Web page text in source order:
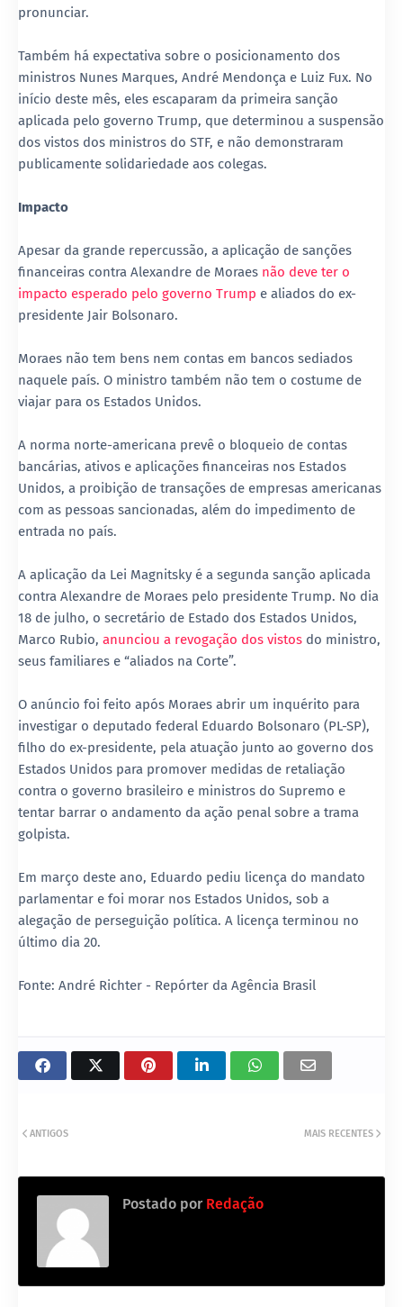
pronunciar.
Também há expectativa sobre o posicionamento dos
ministros Nunes Marques, André Mendonça e Luiz Fux. No
início deste mês, eles escaparam da primeira sanção
aplicada pelo governo Trump, que determinou a suspensão
dos vistos dos ministros do STF, e não demonstraram
publicamente solidariedade aos colegas.
Impacto
Apesar da grande repercussão, a aplicação de sanções
financeiras contra Alexandre de Moraes não deve ter o
impacto esperado pelo governo Trump e aliados do ex-
presidente Jair Bolsonaro.
Moraes não tem bens nem contas em bancos sediados
naquele país. O ministro também não tem o costume de
viajar para os Estados Unidos.
A norma norte-americana prevê o bloqueio de contas
bancárias, ativos e aplicações financeiras nos Estados
Unidos, a proibição de transações de empresas americanas
com as pessoas sancionadas, além do impedimento de
entrada no país.
A aplicação da Lei Magnitsky é a segunda sanção aplicada
contra Alexandre de Moraes pelo presidente Trump. No dia
18 de julho, o secretário de Estado dos Estados Unidos,
Marco Rubio, anunciou a revogação dos vistos do ministro,
seus familiares e “aliados na Corte”.
O anúncio foi feito após Moraes abrir um inquérito para
investigar o deputado federal Eduardo Bolsonaro (PL-SP),
filho do ex-presidente, pela atuação junto ao governo dos
Estados Unidos para promover medidas de retaliação
contra o governo brasileiro e ministros do Supremo e
tentar barrar o andamento da ação penal sobre a trama
golpista.
Em março deste ano, Eduardo pediu licença do mandato
parlamentar e foi morar nos Estados Unidos, sob a
alegação de perseguição política. A licença terminou no
último dia 20.
Fonte: André Richter - Repórter da Agência Brasil
MAIS RECENTES
ANTIGOS
Postado por Redação